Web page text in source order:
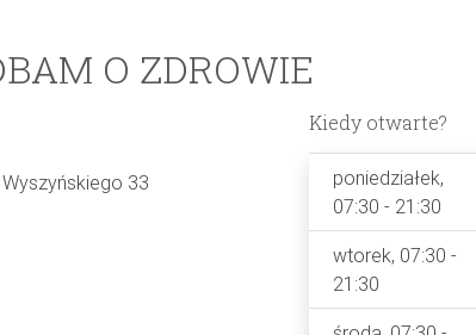
O ZDROWIE
33
Kiedy otwarte?
poniedziałek,
07:30 - 21:30
wtorek, 07:30 -
21:30